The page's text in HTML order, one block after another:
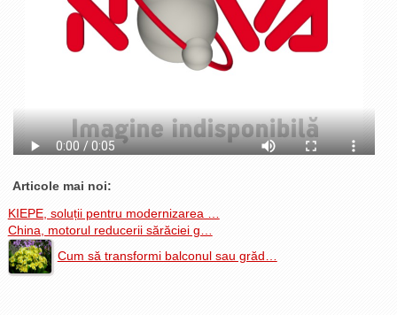
Bucuria Credinţei
Replica Braşovului
Articole mai noi:
KIEPE, soluții pentru modernizarea …
China, motorul reducerii sărăciei g…
Cum să transformi balconul sau grăd…